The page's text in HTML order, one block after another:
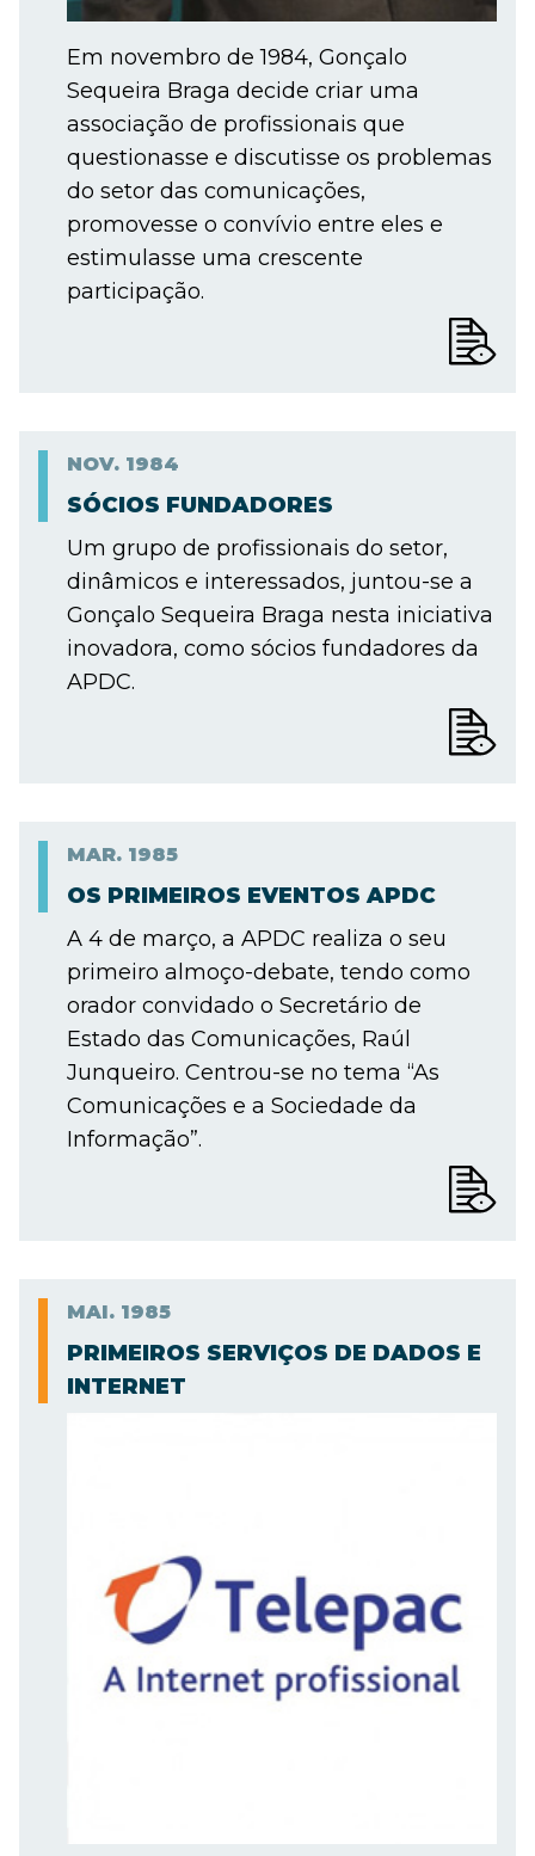
Em novembro de 1984, Gonçalo
Sequeira Braga decide criar uma
associação de profissionais que
questionasse e discutisse os problemas
do setor das comunicações,
promovesse o convívio entre eles e
estimulasse uma crescente
participação.
NOV. 1984
SÓCIOS FUNDADORES
Um grupo de profissionais do setor,
dinâmicos e interessados, juntou-se a
Gonçalo Sequeira Braga nesta iniciativa
inovadora, como sócios fundadores da
APDC.
MAR. 1985
OS PRIMEIROS EVENTOS APDC
A 4 de março, a APDC realiza o seu
primeiro almoço-debate, tendo como
orador convidado o Secretário de
Estado das Comunicações, Raúl
Junqueiro. Centrou-se no tema “As
Comunicações e a Sociedade da
Informação”.
MAI. 1985
PRIMEIROS SERVIÇOS DE DADOS E
INTERNET